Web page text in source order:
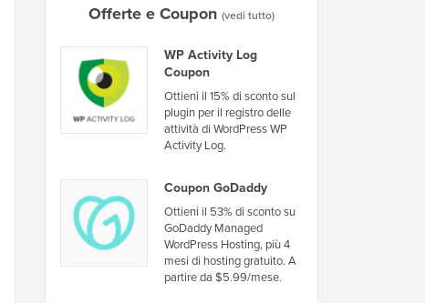
Offerte e Coupon (vedi tutto)
WP Activity Log
Coupon
Ottieni il 15% di sconto sul
plugin per il registro delle
attività di WordPress WP
Activity Log.
Coupon GoDaddy
Ottieni il 53% di sconto su
GoDaddy Managed
WordPress Hosting, più 4
mesi di hosting gratuito. A
partire da $5.99/mese.